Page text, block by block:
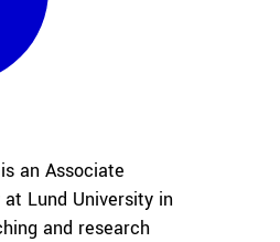
an Associate
Lund University in
and research